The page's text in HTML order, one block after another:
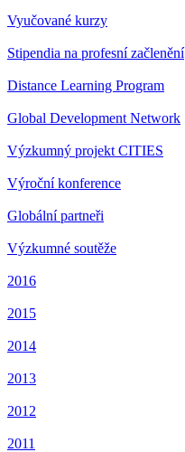
Vyučované kurzy
Stipendia na profesní začlenění
Distance Learning Program
Global Development Network
Výzkumný projekt CITIES
Výroční konference
Globální partneři
Výzkumné soutěže
2016
2015
2014
2013
2012
2011